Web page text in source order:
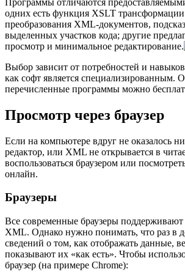
Программы отличаются
одних есть функция XSLT
преобразования XML-документов,
выделенных участков кода; другие
просмотр и минимальное редактирование.
Выбор зависит от потребностей и навыков
как софт является специализированным.
перечисленные программы можно
Просмотр через браузер
Если на компьютере вдруг не оказалось
редактор, или XML не открывается в
воспользоваться браузером или
онлайн.
Браузеры
Все современные браузеры поддерживают
XML. Однако нужно понимать, что раз в
сведений о том, как отображать данные,
показывают их «как есть». Чтобы
браузер (на примере Chrome):